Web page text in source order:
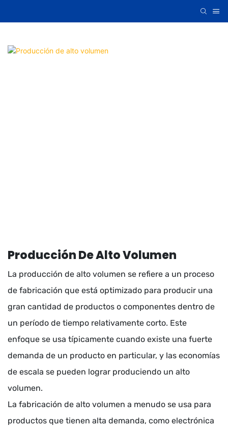
Producción De Alto Volumen
La producción de alto volumen se refiere a un proceso
de fabricación que está optimizado para producir una
gran cantidad de productos o componentes dentro de
un período de tiempo relativamente corto. Este
enfoque se usa típicamente cuando existe una fuerte
demanda de un producto en particular, y las economías
de escala se pueden lograr produciendo un alto
volumen.
La fabricación de alto volumen a menudo se usa para
productos que tienen alta demanda, como electrónica